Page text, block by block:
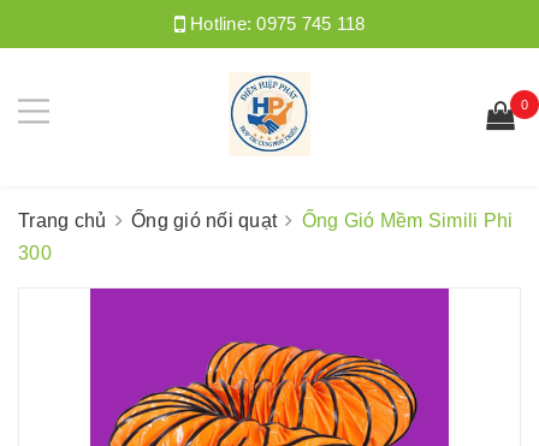
Hotline:0975 745 118
0
Trang chủ Ống gió nối quạt
Ống Gió Mềm Simili Phi
300